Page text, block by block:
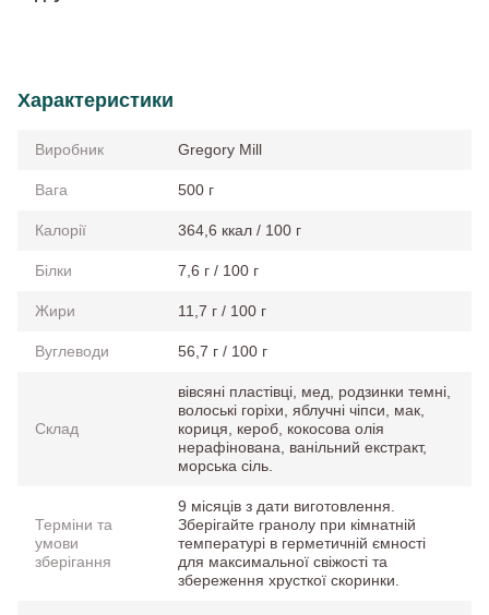
Характеристики
Виробник Gregory Mill
Вага 500 г
Калорії 364,6 ккал / 100 г
Білки 7,6 г / 100 г
Жири 11,7 г / 100 г
Вуглеводи 56,7 г / 100 г
Склад
вівсяні пластівці, мед, родзинки темні,
волоські горіхи, яблучні чіпси, мак,
кориця, кероб, кокосова олія
нерафінована, ванільний екстракт,
морська сіль.
Терміни та
умови
зберігання
9 місяців з дати виготовлення.
Зберігайте гранолу при кімнатній
температурі в герметичній ємності
для максимальної свіжості та
збереження хрусткої скоринки.